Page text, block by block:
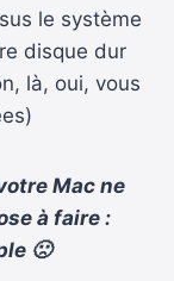
le système
disque dur
là, oui, vous
Mac ne
à faire :
🙁